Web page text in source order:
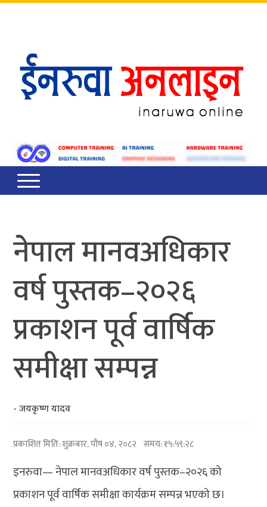
नेपाल मानवअधिकार
वर्ष पुस्तक–२०२६
प्रकाशन पूर्व वार्षिक
समीक्षा सम्पन्न
- जयकृष्ण यादव
प्रकाशित मिति:शुक्रबार, पौष ०४, २०८२ समय: १५:५९:२८
इनरुवा— नेपाल मानवअधिकार वर्ष पुस्तक–२०२६ को
प्रकाशन पूर्व वार्षिक समीक्षा कार्यक्रम सम्पन्न भएको छ।